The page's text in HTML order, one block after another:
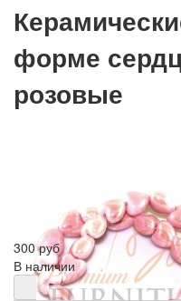
форме
розовые
300 руб
В наличии